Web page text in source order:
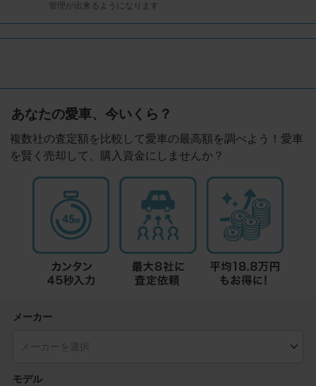
管理が出来るようになります
あなたの愛車、今いくら？
複数社の査定額を比較して愛車の最高額を調べよう！愛車
を賢く売却して、購入資金にしませんか？
メーカー
モデル